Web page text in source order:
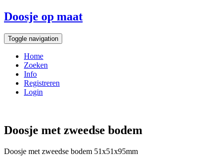
Doosje op maat
Toggle navigation
Home
Zoeken
Info
Registreren
Login
Doosje met zweedse bodem
Doosje met zweedse bodem 51x51x95mm